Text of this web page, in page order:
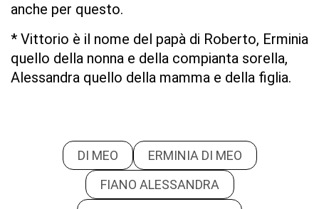
anche per questo.
* Vittorio è il nome del papà di Roberto, Erminia
quello della nonna e della compianta sorella,
Alessandra quello della mamma e della figlia.
DI MEO
ERMINIA DI MEO
FIANO ALESSANDRA